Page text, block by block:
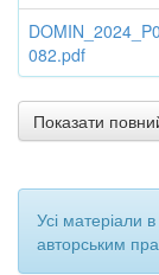
082.pdf
Показати
Усі матеріали
авторським